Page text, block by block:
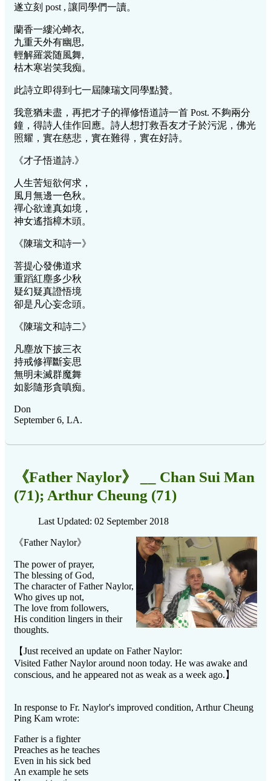
遂立刻 post , 讓同學們一讀。
蘭香一縷沁蝉衣,
九重天外有幽思,
輕解羅裳随風舞,
枯木寒岩笑我痴。
此詩立即得到七一屆陳瑞文同學點贊。
我意猶未盡，再把才子的禪修悟道詩一首 Post. 不夠兩分
鐘，得詩人佳作回應。詩人想打救吾友才子於污泥，佛光
照耀，實在慈悲，實在難得，實在好詩。
《才子悟道詩.》
人生苦短欲何求，
風月無邊一色秋。
禪心欲達真如境，
神女遙指樟木頭。
《陳瑞文和詩一》
菩提心發佛道求
重蹈紅塵多少秋
疑幻疑真證悟境
卻是凡心妄念頭。
《陳瑞文和詩二》
凡塵放下披三衣
持戒修禪斷妄思
無明未滅群魔舞
如影隨形貪嗔痴。
Don
September 6, LA.
《Father Naylor》 __ Chan Sui Man
(71); Arthur Cheung (71)
Last Updated: 02 September 2018
《Father Naylor》
The power of prayer,
The blessing of God,
The character of Father Naylor,
Who gives up not,
The love from followers,
His condition lingers in their
thoughts.
【Just received an update on Father Naylor:
Visited Father Naylor around noon today. He was awake and
conscious, and he appeared not as weak as a week ago.】
In response to Fr. Naylor's improved condition, Arthur Cheung
Ping Kam wrote:
Father is a fighter
Preaches as he teaches
Even in his sick bed
An example he sets